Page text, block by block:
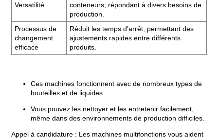
Versatilité
conteneurs, répondant à divers besoins de
production.
Processus de
changement
efficace
Réduit les temps d’arrêt, permettant des
ajustements rapides entre différents
produits.
Ces machines fonctionnent avec de nombreux types de
bouteilles et de liquides.
Vous pouvez les nettoyer et les entretenir facilement,
même dans des environnements de production difficiles.
Appel à candidature : Les machines multifonctions vous aident